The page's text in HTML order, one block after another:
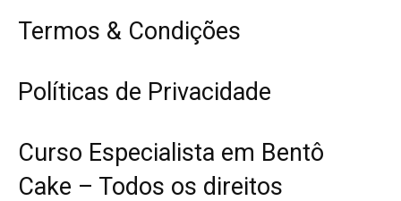
Termos & Condições
Políticas de Privacidade
Curso Especialista em Bentô
Cake – Todos os direitos